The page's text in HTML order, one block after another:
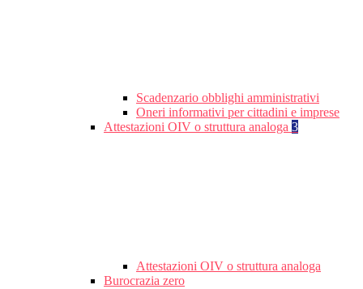
Scadenzario obblighi amministrativi
Oneri informativi per cittadini e imprese
Attestazioni OIV o struttura analoga 3
Attestazioni OIV o struttura analoga
Burocrazia zero